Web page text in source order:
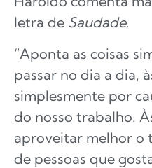
letra de Saudade.
“Aponta as coisas
passar no dia a dia,
simplesmente por
do nosso trabalho.
aproveitar melhor o
de pessoas que